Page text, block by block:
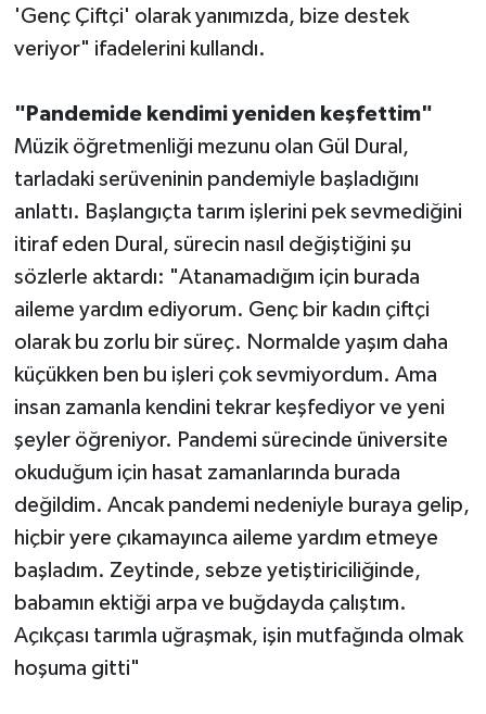
'Genç Çiftçi' olarak yanımızda, bize destek
veriyor" ifadelerini kullandı.
"Pandemide kendimi yeniden keşfettim"
Müzik öğretmenliği mezunu olan Gül Dural,
tarladaki serüveninin pandemiyle başladığını
anlattı. Başlangıçta tarım işlerini pek sevmediğini
itiraf eden Dural, sürecin nasıl değiştiğini şu
sözlerle aktardı: "Atanamadığım için burada
aileme yardım ediyorum. Genç bir kadın çiftçi
olarak bu zorlu bir süreç. Normalde yaşım daha
küçükken ben bu işleri çok sevmiyordum. Ama
insan zamanla kendini tekrar keşfediyor ve yeni
şeyler öğreniyor. Pandemi sürecinde üniversite
okuduğum için hasat zamanlarında burada
değildim. Ancak pandemi nedeniyle buraya gelip,
hiçbir yere çıkamayınca aileme yardım etmeye
başladım. Zeytinde, sebze yetiştiriciliğinde,
babamın ektiği arpa ve buğdayda çalıştım.
Açıkçası tarımla uğraşmak, işin mutfağında olmak
hoşuma gitti"